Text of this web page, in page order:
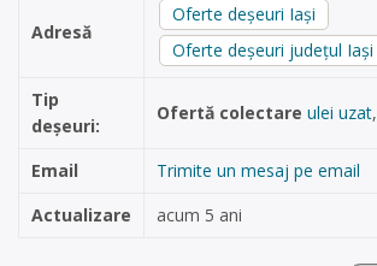
Adresă
Oferte deșeuri Iași
Oferte deșeuri județul Iași
Tip
deșeuri:
Ofertă colectare ulei uzat,
Email
Trimite un mesaj pe email
Actualizare
acum 5 ani